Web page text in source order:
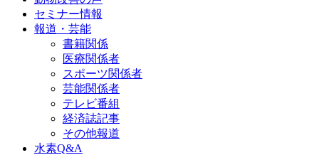
セミナー情報
報道・芸能
書籍関係
医療関係者
スポーツ関係者
芸能関係者
テレビ番組
経済誌記事
その他報道
水素Q&A